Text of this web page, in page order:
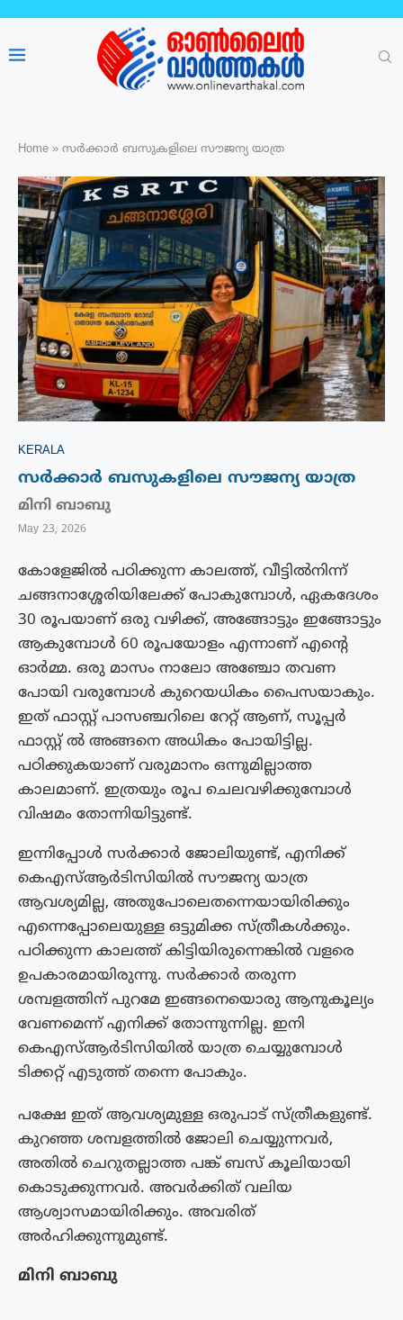
Home » സർക്കാർ ബസുകളിലെ സൗജന്യ യാത്ര
KERALA
സർക്കാർ ബസുകളിലെ സൗജന്യ യാത്ര
മിനി ബാബു
May 23, 2026
കോളേജിൽ പഠിക്കുന്ന കാലത്ത്, വീട്ടിൽനിന്ന്
ചങ്ങനാശ്ശേരിയിലേക്ക് പോകുമ്പോൾ, ഏകദേശം
30 രൂപയാണ് ഒരു വഴിക്ക്, അങ്ങോട്ടും ഇങ്ങോട്ടും
ആകുമ്പോൾ 60 രൂപയോളം എന്നാണ് എന്റെ
ഓർമ്മ. ഒരു മാസം നാലോ അഞ്ചോ തവണ
പോയി വരുമ്പോൾ കുറെയധികം പൈസയാകും.
ഇത് ഫാസ്റ്റ് പാസഞ്ചറിലെ റേറ്റ് ആണ്, സൂപ്പർ
ഫാസ്റ്റ് ൽ അങ്ങനെ അധികം പോയിട്ടില്ല.
പഠിക്കുകയാണ് വരുമാനം ഒന്നുമില്ലാത്ത
കാലമാണ്. ഇത്രയും രൂപ ചെലവഴിക്കുമ്പോൾ
വിഷമം തോന്നിയിട്ടുണ്ട്.
ഇന്നിപ്പോൾ സർക്കാർ ജോലിയുണ്ട്, എനിക്ക്
കെഎസ്ആർടിസിയിൽ സൗജന്യ യാത്ര
ആവശ്യമില്ല, അതുപോലെതന്നെയായിരിക്കും
എന്നെപ്പോലെയുള്ള ഒട്ടുമിക്ക സ്ത്രീകൾക്കും.
പഠിക്കുന്ന കാലത്ത് കിട്ടിയിരുന്നെങ്കിൽ വളരെ
ഉപകാരമായിരുന്നു. സർക്കാർ തരുന്ന
ശമ്പളത്തിന് പുറമേ ഇങ്ങനെയൊരു ആനുകൂല്യം
വേണമെന്ന് എനിക്ക് തോന്നുന്നില്ല. ഇനി
കെഎസ്ആർടിസിയിൽ യാത്ര ചെയ്യുമ്പോൾ
ടിക്കറ്റ് എടുത്ത് തന്നെ പോകും.
പക്ഷേ ഇത് ആവശ്യമുള്ള ഒരുപാട് സ്ത്രീകളുണ്ട്.
കുറഞ്ഞ ശമ്പളത്തിൽ ജോലി ചെയ്യുന്നവർ,
അതിൽ ചെറുതല്ലാത്ത പങ്ക് ബസ് കൂലിയായി
കൊടുക്കുന്നവർ. അവർക്കിത് വലിയ
ആശ്വാസമായിരിക്കും. അവരിത്
അർഹിക്കുന്നുമുണ്ട്.
മിനി ബാബു